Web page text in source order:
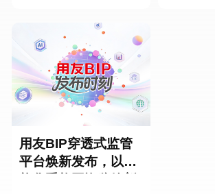
用友BIP穿透式监管
平台焕新发布，以智